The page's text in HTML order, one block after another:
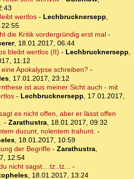
wertlos- Lechbrucknersepp,
22:55
die Kritik vordergründig erst mal-
, 18.01.2017, 06:44
bleibt wertlos (II) - Lechbrucknersepp,
11:12
Apokalypse schreiben?-
, 17.01.2017, 23:12
ist aus meiner Sicht auch - mit
- Lechbrucknersepp, 17.01.2017,
es nicht offen, aber er lässt offen
- Zarathustra, 18.01.2017, 09:32
ducunt, nolentem trahunt. -
, 18.01.2017, 10:59
der Begriffe- Zarathustra,
12:54
nicht sagst....tz..tz... -
, 18.01.2017, 13:24